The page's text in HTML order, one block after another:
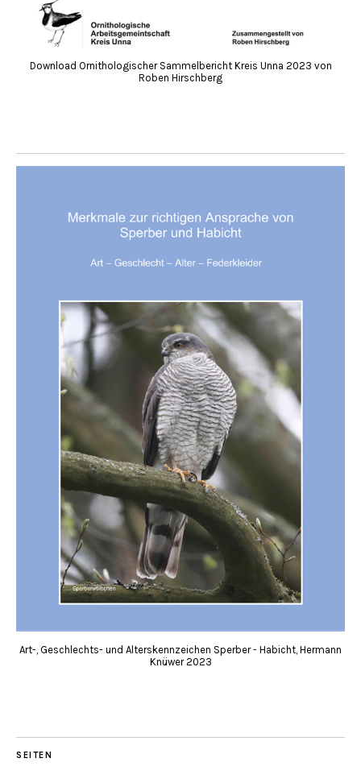
Download Ornithologischer Sammelbericht Kreis Unna 2023 von
Roben Hirschberg
Art-, Geschlechts- und Alterskennzeichen Sperber - Habicht, Hermann
Knüwer 2023
SEITEN